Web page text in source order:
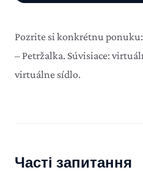
Pozrite si konkrétnu ponuku:
– Petržalka. Súvisiace:
virtuálne sídlo.
Часті запитання